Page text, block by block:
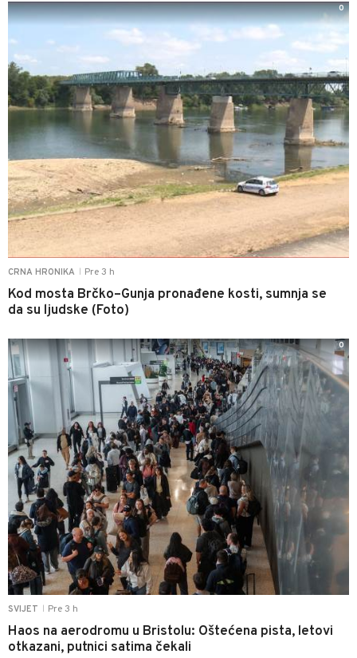
CRNA HRONIKA Pre 3 h
Kod mosta Brčko–Gunja pronađene kosti, sumnja se
da su ljudske (Foto)
0
SVIJET Pre 3 h
Haos na aerodromu u Bristolu: Oštećena pista, letovi
otkazani, putnici satima čekali
0